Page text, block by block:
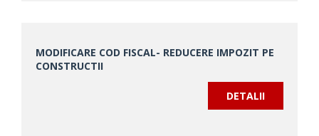
MODIFICARE COD FISCAL- REDUCERE IMPOZIT PE
CONSTRUCTII
DETALII